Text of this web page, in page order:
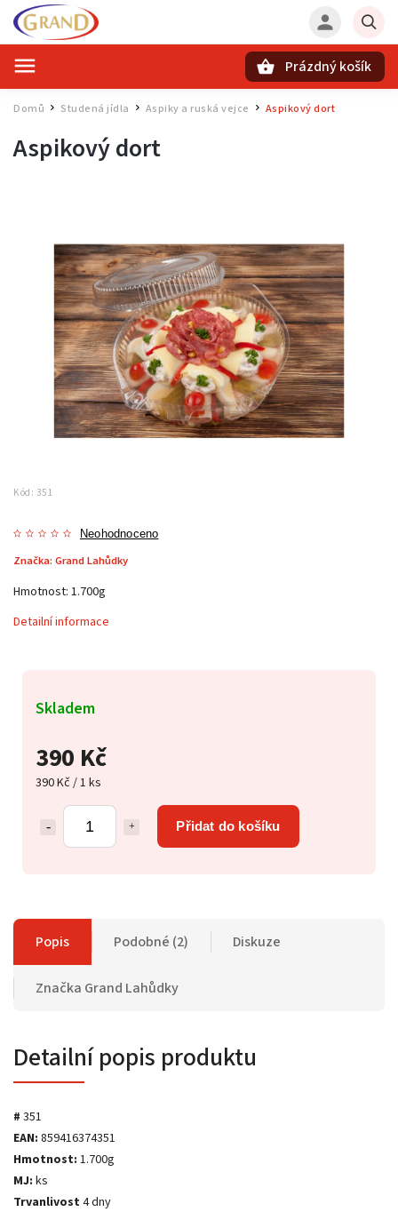
Prázdný košík
Domů / Studená jídla Aspiky a ruská vejce Aspikový dort
Aspikový dort
Kód: 351
Neohodnoceno
Značka: Grand Lahůdky
390 Kč
390 Kč / 1 ks
Přidat do košíku
Skladem
Hmotnost: 1.700g
Detailní informace
Popis Podobné (2) Diskuze
Značka Grand Lahůdky
Detailní popis produktu
# 351
EAN: 859416374351
Hmotnost: 1.700g
MJ: ks
Trvanlivost4 dny